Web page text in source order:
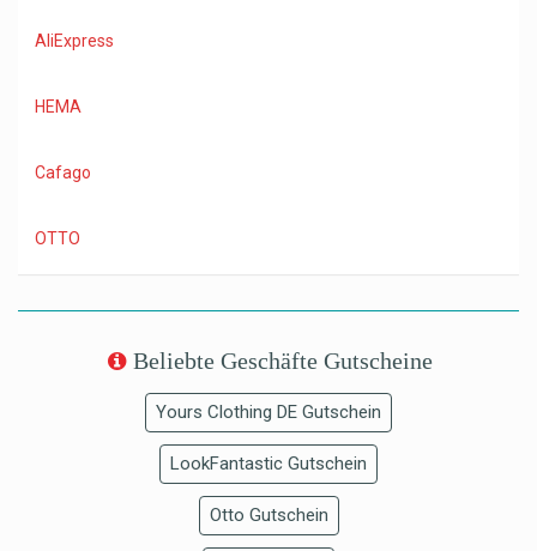
AliExpress
HEMA
Cafago
OTTO
Beliebte Geschäfte Gutscheine
Yours Clothing DE Gutschein
LookFantastic Gutschein
Otto Gutschein